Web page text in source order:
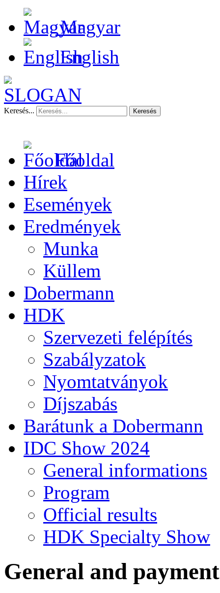
Magyar
English
Keresés... Keresés
Főoldal
Hírek
Események
Eredmények
Munka
Küllem
Dobermann
HDK
Szervezeti felépítés
Szabályzatok
Nyomtatványok
Díjszabás
Barátunk a Dobermann
IDC Show 2024
General informations
Program
Official results
HDK Specialty Show
General and